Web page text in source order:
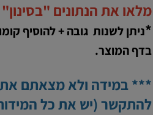
מלאו את הנתונים
*ניתן לשנות גובה + להוסיף
בדף המוצר.
*** במידה ולא מצאתם את
להתקשר (יש את כל